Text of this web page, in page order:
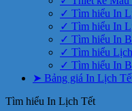
✓ Tìm hiểu In
✓ Tìm hiểu In
✓ Tìm hiểu In
✓ Tìm hiểu
✓ Tìm hiểu In
➤ Bảng giá In Lịch
Tìm hiểu In Lịch Tết